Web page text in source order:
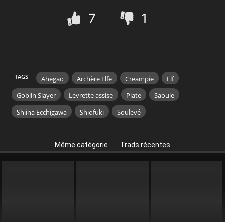
7 1
TAGS Ahegao Archère Elfe Creampie
Elf
Goblin Slayer
Levrette assise Plate
Saoule
Shiina Ecchigawa
Shiofuki Soulevé
Même catégorie Trads récentes